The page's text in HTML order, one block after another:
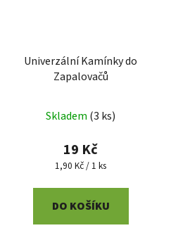
Univerzální Kamínky do
Zapalovačů
Skladem (3 ks)
19 Kč
Měrná
1,90 Kč / 1 ks
DO KOŠÍKU